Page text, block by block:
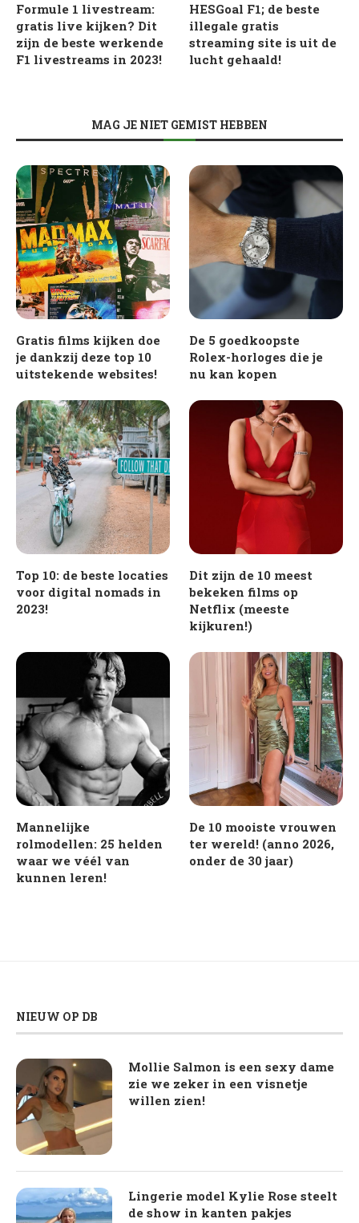
Formule 1 livestream:
gratis live kijken? Dit
zijn de beste werkende
F1 livestreams in 2023!
HESGoal F1; de beste
illegale gratis
streaming site is uit de
lucht gehaald!
MAG JE NIET GEMIST HEBBEN
Gratis films kijken doe
je dankzij deze top 10
uitstekende websites!
De 5 goedkoopste
Rolex-horloges die je
nu kan kopen
Top 10: de beste locaties
voor digital nomads in
2023!
Dit zijn de 10 meest
bekeken films op
Netflix (meeste
kijkuren!)
Mannelijke
rolmodellen: 25 helden
waar we véél van
kunnen leren!
De 10 mooiste vrouwen
ter wereld! (anno 2026,
onder de 30 jaar)
NIEUW OP DB
Mollie Salmon is een sexy dame
zie we zeker in een visnetje
willen zien!
Lingerie model Kylie Rose steelt
de show in kanten pakjes